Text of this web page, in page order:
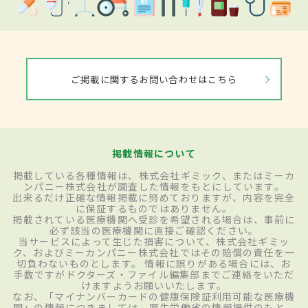
ご掲載に関するお問い合わせはこちら
掲載情報について
掲載している各種情報は、株式会社ギミック、またはミーカ
ンパニー株式会社が調査した情報をもとにしています。
出来るだけ正確な情報掲載に努めておりますが、内容を完全
に保証するものではありません。
掲載されている医療機関へ受診を希望される場合は、事前に
必ず該当の医療機関に直接ご確認ください。
当サービスによって生じた損害について、株式会社ギミッ
ク、およびミーカンパニー株式会社ではその賠償の責任を一
切負わないものとします。 情報に誤りがある場合には、お
手数ですがドクターズ・ファイル編集部までご連絡をいただ
けますようお願いいたします。
なお、「マイナンバーカードの健康保険証利用可能な医療機